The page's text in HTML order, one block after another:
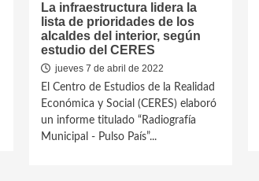
La infraestructura lidera la
lista de prioridades de los
alcaldes del interior, según
estudio del CERES
jueves 7 de abril de 2022
El Centro de Estudios de la Realidad
Económica y Social (CERES) elaboró
un informe titulado “Radiografía
Municipal - Pulso País”...